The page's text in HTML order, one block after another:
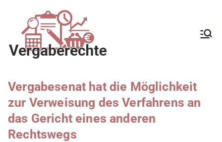
springen
Auftraggeber,
Vergabestellen
sowie Bewerber
und Bieter
öffentliche Ausschreibung,
Schwellenwerte, Konzessionen,
Zuwendungen, GWB, VgV, UGVO,
VoB/A, Rüge,
Nachprüfungsverfahren,
Zuschlag, vorzeitige Beendigung
Vergabesenat hat die Möglichkeit
zur Verweisung des Verfahrens an
das Gericht eines anderen
Rechtswegs